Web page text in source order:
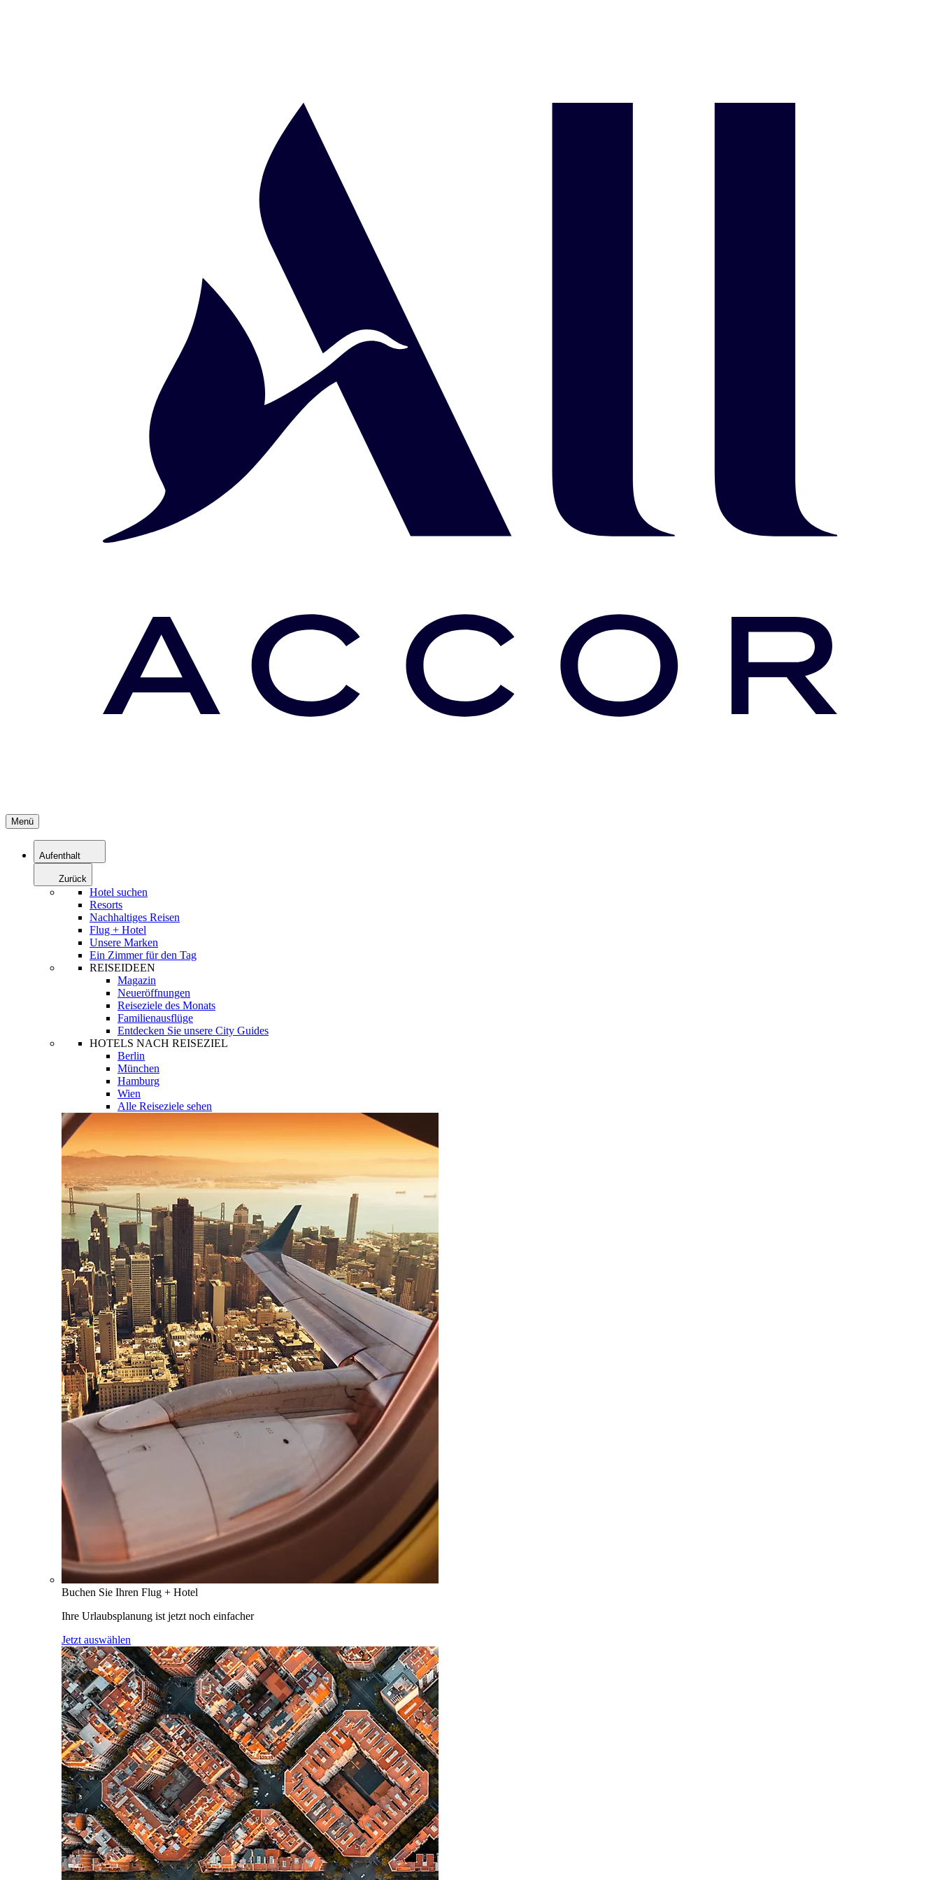
Menü
Aufenthalt
Zurück
Hotel suchen
Resorts
Nachhaltiges Reisen
Flug + Hotel
Unsere Marken
Ein Zimmer für den Tag
REISEIDEEN
Magazin
Neueröffnungen
Reiseziele des Monats
Familienausflüge
Entdecken Sie unsere City Guides
HOTELS NACH REISEZIEL
Berlin
München
Hamburg
Wien
Alle Reiseziele sehen
Buchen Sie Ihren Flug + Hotel
Ihre Urlaubsplanung ist jetzt noch einfacher
Jetzt auswählen